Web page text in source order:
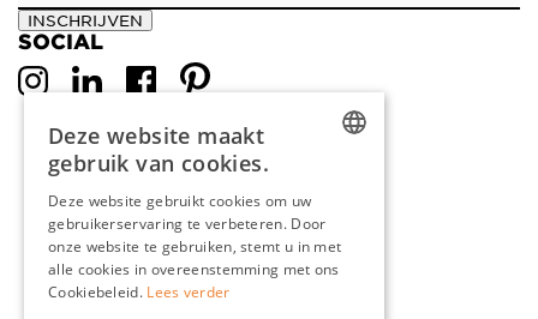
INSCHRIJVEN
SOCIAL
ENGLISH
FRENCH
Deze website maakt
gebruik van cookies.
Deze website gebruikt cookies om uw
gebruikerservaring te verbeteren. Door
onze website te gebruiken, stemt u in met
alle cookies in overeenstemming met ons
Cookiebeleid. Lees verder